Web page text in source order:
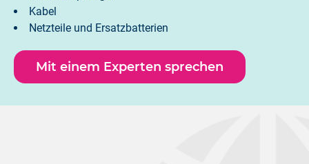
Kabel
Netzteile und Ersatzbatterien
Koffer und Werkzeuge
Mit einem Experten sprechen